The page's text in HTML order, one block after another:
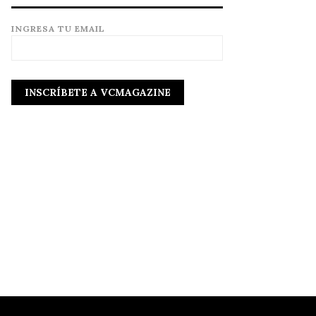
INGRESA TU EMAIL